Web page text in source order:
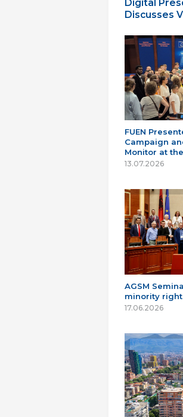
Digital
Discusses
FUEN
Campaign
Monitor at
13.07.2026
AGSM
minority
17.06.2026